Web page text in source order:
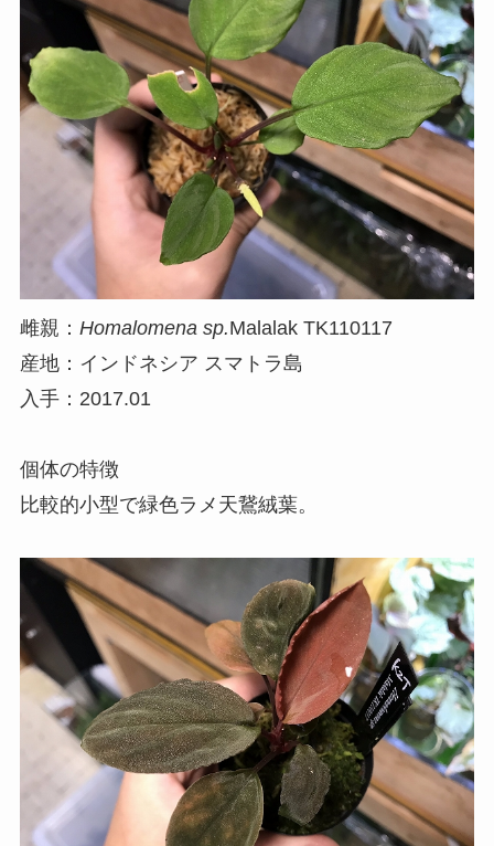
雌親： Homalomena sp.Malalak TK110117
産地：インドネシア スマトラ島
入手：2017.01
個体の特徴
比較的小型で緑色ラメ天鵞絨葉。